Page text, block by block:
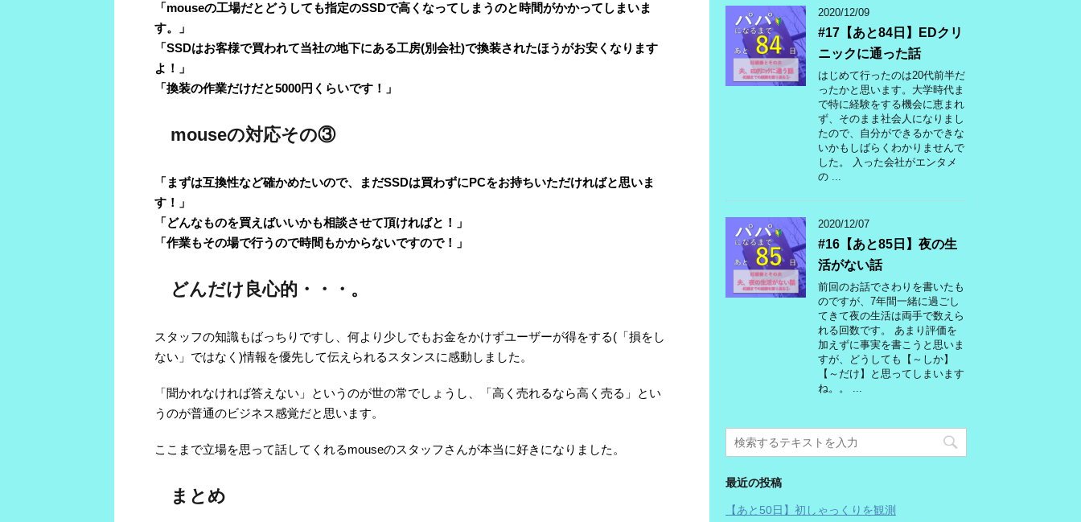
「mouseの工場だとどうしても指定のSSDで高くなってしまうのと時間がかかってしまいま
す。」
「SSDはお客様で買われて当社の地下にある工房(別会社)で換装されたほうがお安くなります
よ！」
「換装の作業だけだと5000円くらいです！」
mouseの対応その③
「まずは互換性など確かめたいので、まだSSDは買わずにPCをお持ちいただければと思いま
す！」
「どんなものを買えばいいかも相談させて頂ければと！」
「作業もその場で行うので時間もかからないですので！」
どんだけ良心的・・・。
スタッフの知識もばっちりですし、何より少しでもお金をかけずユーザーが得をする(「損をし
ない」ではなく)情報を優先して伝えられるスタンスに感動しました。
「聞かれなければ答えない」というのが世の常でしょうし、「高く売れるなら高く売る」とい
うのが普通のビジネス感覚だと思います。
ここまで立場を思って話してくれるmouseのスタッフさんが本当に好きになりました。
まとめ
2020/12/09
#17【あと84日】EDクリ
ニックに通った話
はじめて行ったのは20代前半だ
ったかと思います。大学時代ま
で特に経験をする機会に恵まれ
ず、そのまま社会人になりまし
たので、自分ができるかできな
いかもしばらくわかりませんで
した。 入った会社がエンタメ
の ...
2020/12/07
#16【あと85日】夜の生
活がない話
前回のお話でさわりを書いたも
のですが、7年間一緒に過ごし
てきて夜の生活は両手で数えら
れる回数です。 あまり評価を
加えずに事実を書こうと思いま
すが、どうしても【～しか】
【～だけ】と思ってしまいます
ね。。 ...
最近の投稿
【あと50日】初しゃっくりを観測